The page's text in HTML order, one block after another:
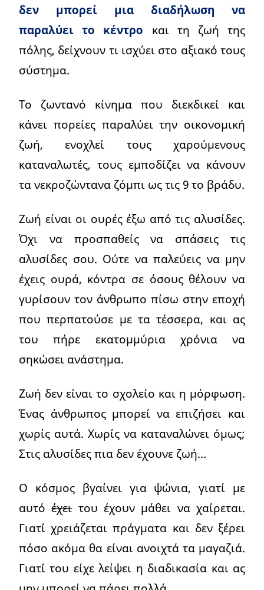
δεν μπορεί μια διαδήλωση να
παραλύει το κέντρο και τη ζωή της
πόλης, δείχνουν τι ισχύει στο αξιακό τους
σύστημα.
Το ζωντανό κίνημα που διεκδικεί και
κάνει πορείες παραλύει την οικονομική
ζωή, ενοχλεί τους χαρούμενους
καταναλωτές, τους εμποδίζει να κάνουν
τα νεκροζώντανα ζόμπι ως τις 9 το βράδυ.
Ζωή είναι οι ουρές έξω από τις αλυσίδες.
Όχι να προσπαθείς να σπάσεις τις
αλυσίδες σου. Ούτε να παλεύεις να μην
έχεις ουρά, κόντρα σε όσους θέλουν να
γυρίσουν τον άνθρωπο πίσω στην εποχή
που περπατούσε με τα τέσσερα, και ας
του πήρε εκατομμύρια χρόνια να
σηκώσει ανάστημα.
Ζωή δεν είναι το σχολείο και η μόρφωση.
Ένας άνθρωπος μπορεί να επιζήσει και
χωρίς αυτά. Χωρίς να καταναλώνει όμως;
Στις αλυσίδες πια δεν έχουνε ζωή…
Ο κόσμος βγαίνει για ψώνια, γιατί με
αυτόέχειτου έχουν μάθει να χαίρεται.
Γιατί χρειάζεται πράγματα και δεν ξέρει
πόσο ακόμα θα είναι ανοιχτά τα μαγαζιά.
Γιατί του είχε λείψει η διαδικασία και ας